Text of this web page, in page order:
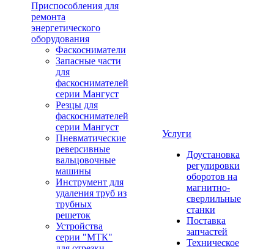
Приспособления для
ремонта
энергетического
оборудования
Фаскосниматели
Запасные части
для
фаскоснимателей
серии Мангуст
Резцы для
фаскоснимателей
серии Мангуст
Пневматические
реверсивные
вальцовочные
машины
Инструмент для
удаления труб из
трубных
решеток
Устройства
серии "МТК"
Услуги
Доустановка
регулировки
оборотов на
магнитно-
сверлильные
станки
Поставка
запчастей
Техническое